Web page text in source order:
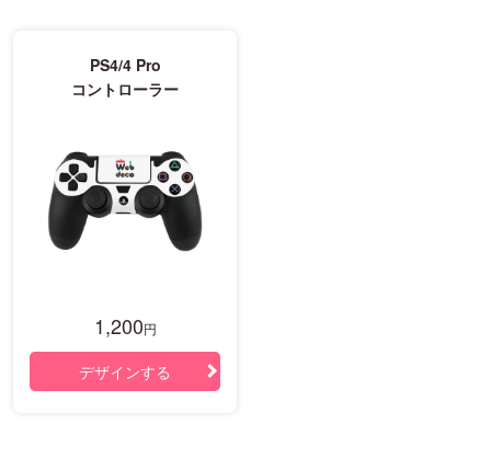
PS4/4 Pro
コントローラー
1,200円
デザインする